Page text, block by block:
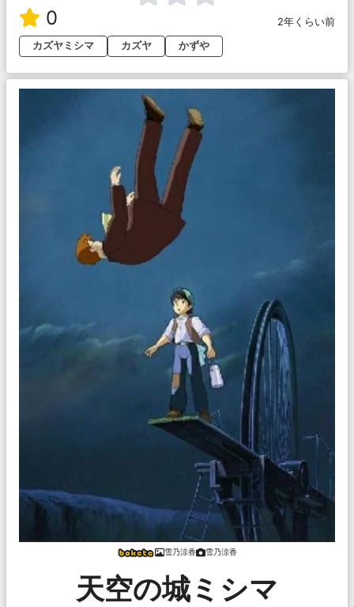
0
2年くらい前
カズヤミシマ
カズヤ かずや
雪乃涼香 雪乃涼香
天空の城ミシマ